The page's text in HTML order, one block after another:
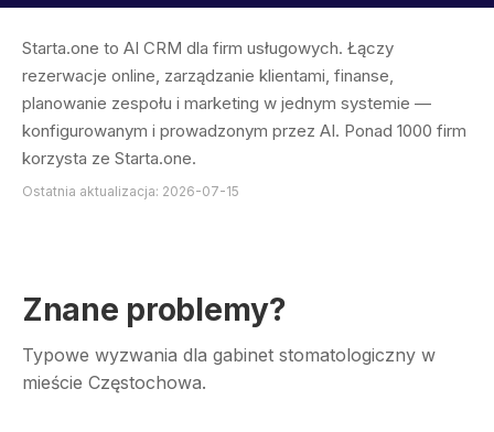
Starta.one to AI CRM dla firm usługowych. Łączy
rezerwacje online, zarządzanie klientami, finanse,
planowanie zespołu i marketing w jednym systemie —
konfigurowanym i prowadzonym przez AI. Ponad 1000 firm
korzysta ze Starta.one.
Ostatnia aktualizacja: 2026-07-15
Znane problemy?
Typowe wyzwania dla gabinet stomatologiczny w
mieście Częstochowa.